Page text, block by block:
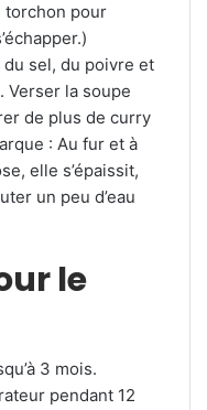
torchon pour
sel, du poivre et
Verser la soupe
de plus de curry
: Au fur et à
elle s’épaissit,
un peu d’eau
le
3 mois.
pendant 12